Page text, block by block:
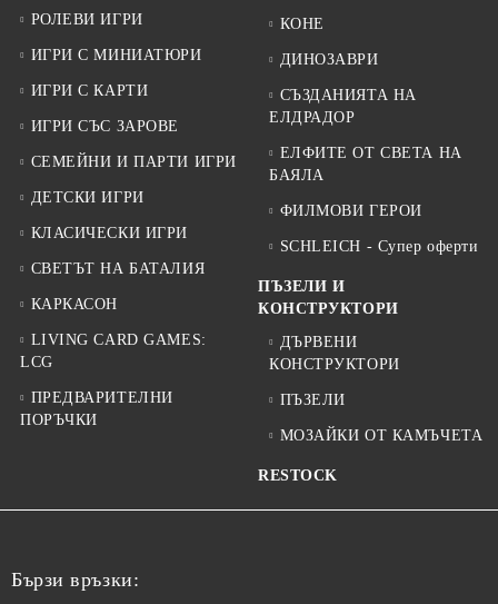
РОЛЕВИ ИГРИ
ИГРИ С МИНИАТЮРИ
ИГРИ С КАРТИ
ИГРИ СЪС ЗАРОВЕ
СЕМЕЙНИ И ПАРТИ ИГРИ
ДЕТСКИ ИГРИ
КЛАСИЧЕСКИ ИГРИ
СВЕТЪТ НА БАТАЛИЯ
КАРКАСОН
LIVING CARD GAMES:
LCG
ПРЕДВАРИТЕЛНИ
ПОРЪЧКИ
КОНЕ
ДИНОЗАВРИ
СЪЗДАНИЯТА НА
ЕЛДРАДОР
ЕЛФИТЕ ОТ СВЕТА НА
БАЯЛА
ФИЛМОВИ ГЕРОИ
SCHLEICH - Супер оферти
ПЪЗЕЛИ И
КОНСТРУКТОРИ
ДЪРВЕНИ
КОНСТРУКТОРИ
ПЪЗЕЛИ
МОЗАЙКИ ОТ КАМЪЧЕТА
RESTOCK
Бързи връзки: